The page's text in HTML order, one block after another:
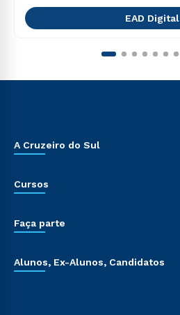
EAD Digital
A Cruzeiro do Sul
Cursos
Faça parte
Alunos, Ex-Alunos, Candidatos